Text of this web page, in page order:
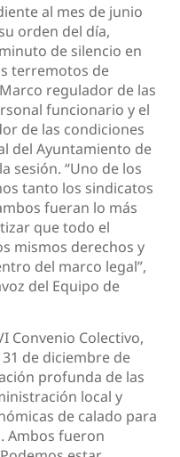
al mes de junio
orden del día,
de silencio en
terremotos de
regulador de las
funcionario y el
de las condiciones
del Ayuntamiento de
sesión. “Uno de los
tanto los sindicatos
fueran lo más
que todo el
mismos derechos y
del marco legal”,
del Equipo de
Convenio Colectivo,
de diciembre de
profunda de las
local y
de calado para
Ambos fueron